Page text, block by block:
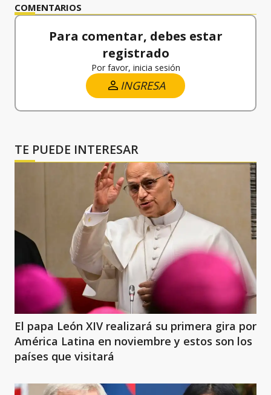
COMENTARIOS
Para comentar, debes estar
registrado
Por favor, inicia sesión
INGRESA
TE PUEDE INTERESAR
El papa León XIV realizará su primera gira por
América Latina en noviembre y estos son los
países que visitará